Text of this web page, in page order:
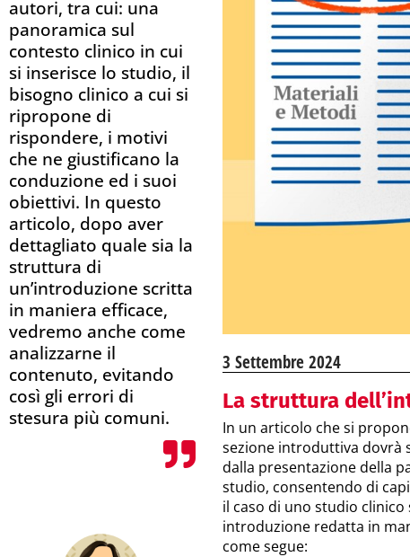
autori, tra cui: una
panoramica sul
contesto clinico in cui
si inserisce lo studio, il
bisogno clinico a cui si
ripropone di
rispondere, i motivi
che ne giustificano la
conduzione ed i suoi
obiettivi. In questo
articolo, dopo aver
dettagliato quale sia la
struttura di
un’introduzione scritta
in maniera efficace,
vedremo anche come
analizzarne il
contenuto, evitando
così gli errori di
stesura più comuni.
3 Settembre 2024
La struttura
In un articolo che si
sezione introduttiva dovrà
dalla presentazione della
studio, consentendo di
il caso di uno studio
introduzione redatta in
come segue: